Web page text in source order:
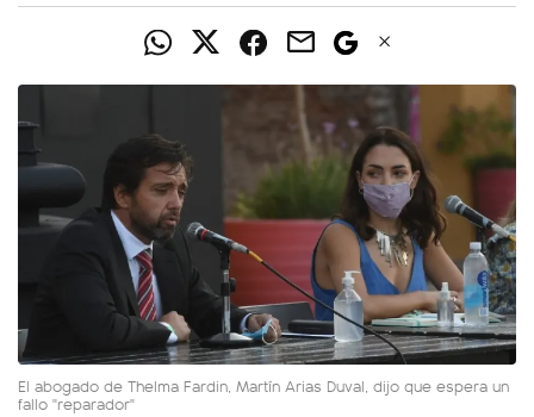
El abogado de Thelma Fardin, Martín Arias Duval, dijo que espera un
fallo "reparador"